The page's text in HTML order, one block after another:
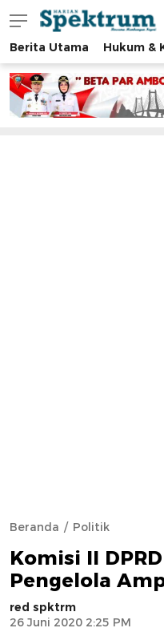
spektrumonline.com
Berita Utama Hukum &
Beranda Politik
Komisi II
Pengelola
red spktrm
26 Juni 2020 2:25 PM